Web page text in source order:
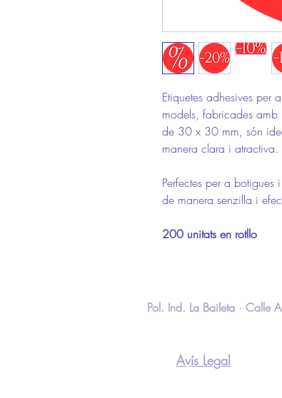
Etiquetes adhesives per
models, fabricades
de 30 x 30 mm, són
manera clara i atractiva.
Perfectes per a botigues
de manera senzilla i
200 unitats en rotllo
Pol. Ind. La Baileta ·
Avís Legal